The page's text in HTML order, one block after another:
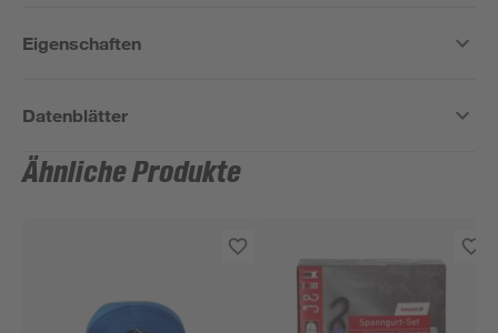
Eigenschaften
Datenblätter
Ähnliche Produkte